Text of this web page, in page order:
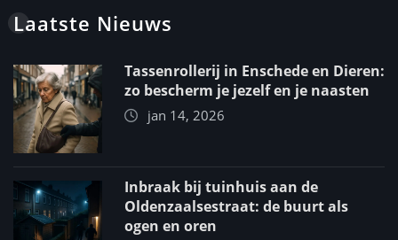
Laatste Nieuws
Tassenrollerij in Enschede en Dieren:
zo bescherm je jezelf en je naasten
jan 14, 2026
Inbraak bij tuinhuis aan de
Oldenzaalsestraat: de buurt als
ogen en oren